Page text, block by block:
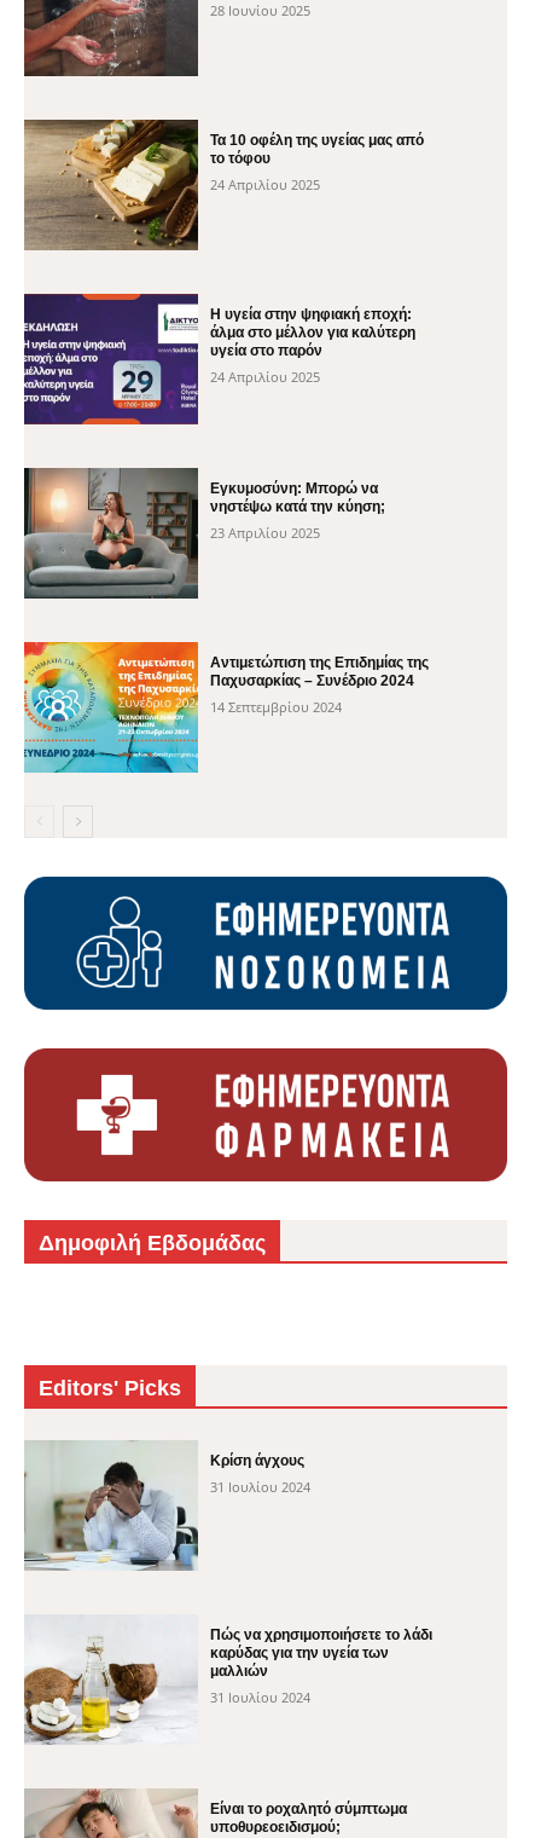
28 Ιουνίου 2025
Τα 10 οφέλη της υγείας μας από
το τόφου
24 Απριλίου 2025
H υγεία στην ψηφιακή εποχή:
άλμα στο μέλλον για καλύτερη
υγεία στο παρόν
24 Απριλίου 2025
Εγκυμοσύνη: Μπορώ να
νηστέψω κατά την κύηση;
23 Απριλίου 2025
Αντιμετώπιση της Επιδημίας της
Παχυσαρκίας – Συνέδριο 2024
14 Σεπτεμβρίου 2024
Δημοφιλή Εβδομάδας
Editors' Picks
Κρίση άγχους
31 Ιουλίου 2024
Πώς να χρησιμοποιήσετε το λάδι
καρύδας για την υγεία των
μαλλιών
31 Ιουλίου 2024
Είναι το ροχαλητό σύμπτωμα
υποθυρεοειδισμού;